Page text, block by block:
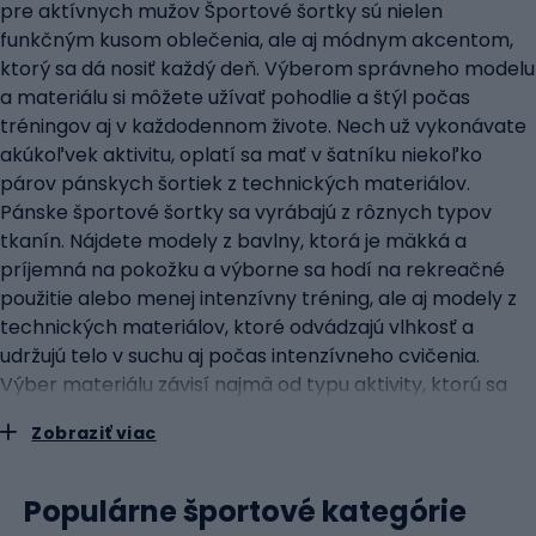
pre aktívnych mužov Športové šortky sú nielen
funkčným kusom oblečenia, ale aj módnym akcentom,
ktorý sa dá nosiť každý deň. Výberom správneho modelu
a materiálu si môžete užívať pohodlie a štýl počas
tréningov aj v každodennom živote. Nech už vykonávate
akúkoľvek aktivitu, oplatí sa mať v šatníku niekoľko
párov pánskych šortiek z technických materiálov.
Pánske športové šortky sa vyrábajú z rôznych typov
tkanín. Nájdete modely z bavlny, ktorá je mäkká a
príjemná na pokožku a výborne sa hodí na rekreačné
použitie alebo menej intenzívny tréning, ale aj modely z
technických materiálov, ktoré odvádzajú vlhkosť a
udržujú telo v suchu aj počas intenzívneho cvičenia.
Výber materiálu závisí najmä od typu aktivity, ktorú sa
využívajú množstvo inovatívnych technológií na
druhov fyzickej aktivity, ako napr: účinné technológie
odvádzajúce vlhkosť, ktoré umožňujú rýchle odvádzanie
Zobraziť viac
Populárne športové kategórie